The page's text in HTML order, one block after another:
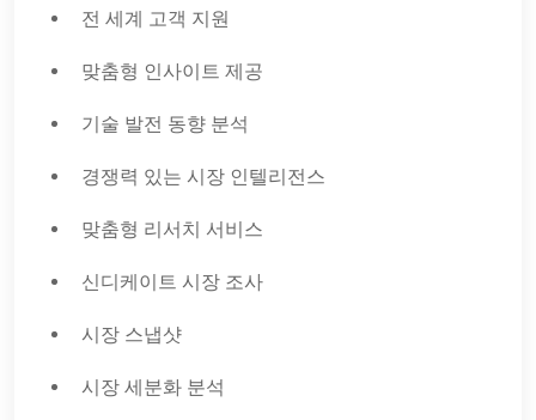
전 세계 고객 지원
맞춤형 인사이트 제공
기술 발전 동향 분석
경쟁력 있는 시장 인텔리전스
맞춤형 리서치 서비스
신디케이트 시장 조사
시장 스냅샷
시장 세분화 분석